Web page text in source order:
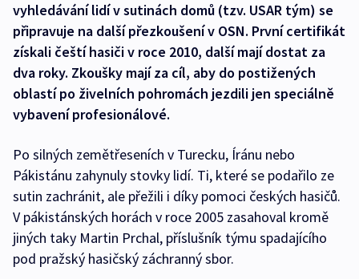
vyhledávání lidí v sutinách domů (tzv. USAR tým) se
připravuje na další přezkoušení v OSN. První certifikát
získali čeští hasiči v roce 2010, další mají dostat za
dva roky. Zkoušky mají za cíl, aby do postižených
oblastí po živelních pohromách jezdili jen speciálně
vybavení profesionálové.
Po silných zemětřeseních v Turecku, Íránu nebo
Pákistánu zahynuly stovky lidí. Ti, které se podařilo ze
sutin zachránit, ale přežili i díky pomoci českých hasičů.
V pákistánských horách v roce 2005 zasahoval kromě
jiných taky Martin Prchal, příslušník týmu spadajícího
pod pražský hasičský záchranný sbor.